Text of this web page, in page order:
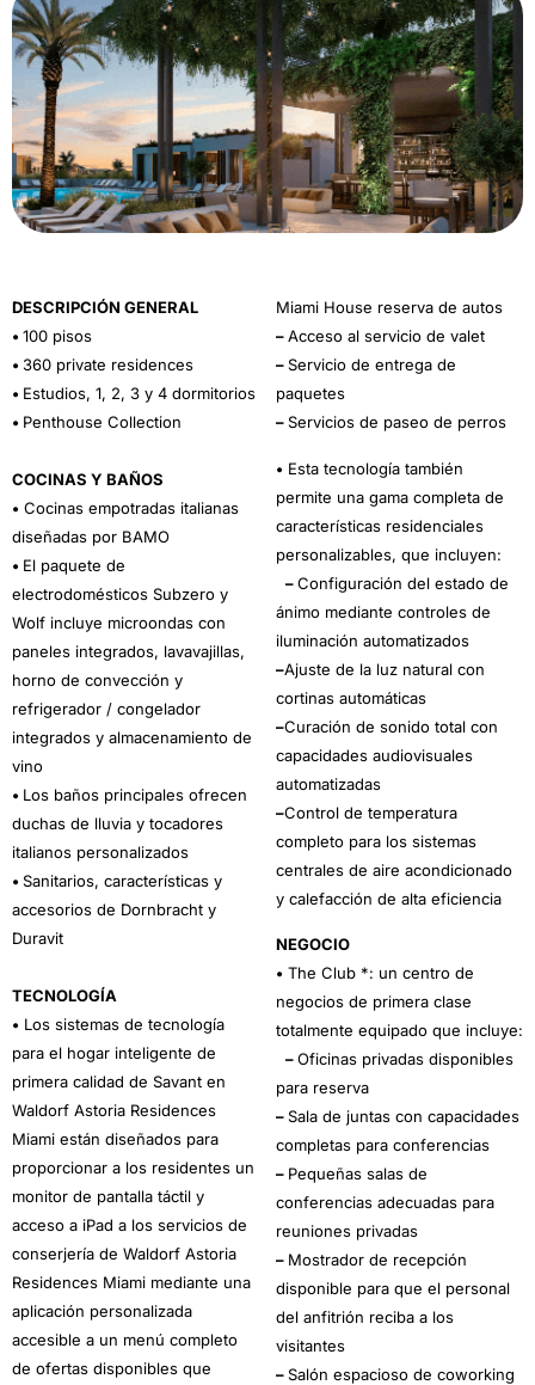
DESCRIPCIÓN GENERAL
• 100 pisos
• 360 private residences
• Estudios, 1, 2, 3 y 4 dormitorios
• Penthouse Collection
COCINAS Y BAÑOS
• Cocinas empotradas italianas
diseñadas por BAMO
• El paquete de
electrodomésticos Subzero y
Wolf incluye microondas con
paneles integrados, lavavajillas,
horno de convección y
refrigerador / congelador
integrados y almacenamiento de
vino
• Los baños principales ofrecen
duchas de lluvia y tocadores
italianos personalizados
• Sanitarios, características y
accesorios de Dornbracht y
Duravit
TECNOLOGÍA
• Los sistemas de tecnología
para el hogar inteligente de
primera calidad de Savant en
Waldorf Astoria Residences
Miami están diseñados para
proporcionar a los residentes un
monitor de pantalla táctil y
acceso a iPad a los servicios de
conserjería de Waldorf Astoria
Residences Miami mediante una
aplicación personalizada
accesible a un menú completo
de ofertas disponibles que
Miami House reserva de autos
–Acceso al servicio de valet
–Servicio de entrega de
paquetes
–Servicios de paseo de perros
• Esta tecnología también
permite una gama completa de
características residenciales
personalizables, que incluyen:
–Configuración del estado de
ánimo mediante controles de
iluminación automatizados
–Ajuste de la luz natural con
cortinas automáticas
–Curación de sonido total con
capacidades audiovisuales
automatizadas
–Control de temperatura
completo para los sistemas
centrales de aire acondicionado
y calefacción de alta eficiencia
NEGOCIO
• The Club *: un centro de
negocios de primera clase
totalmente equipado que incluye:
–Oficinas privadas disponibles
para reserva
–Sala de juntas con capacidades
completas para conferencias
– Pequeñas salas de
conferencias adecuadas para
reuniones privadas
– Mostrador de recepción
disponible para que el personal
del anfitrión reciba a los
visitantes
–Salón espacioso de coworking